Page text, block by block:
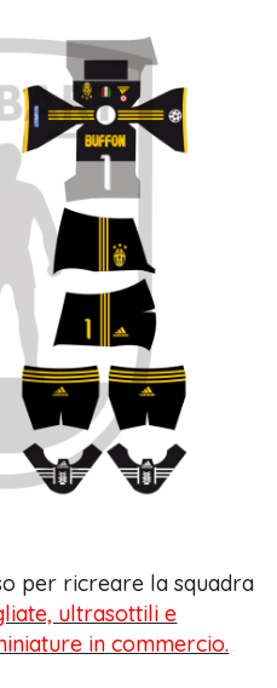
per ricreare la squadra
ultrasottili e
in commercio.